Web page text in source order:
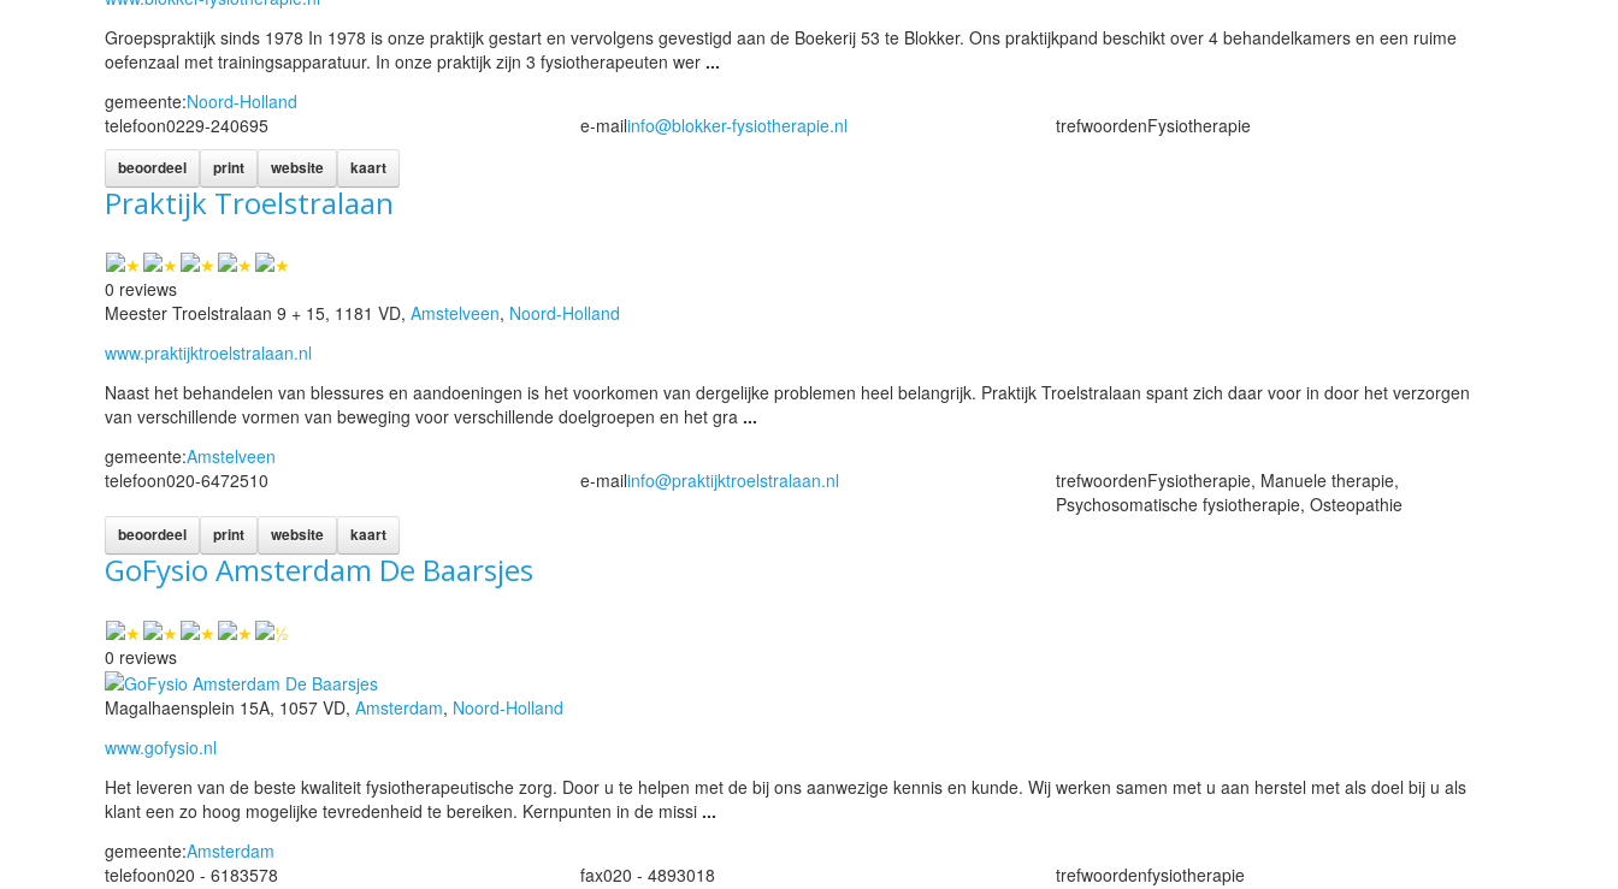
Groepspraktijk sinds 1978 In 1978 is onze praktijk gestart en vervolgens gevestigd aan de Boekerij 53 te Blokker. Ons praktijkpand beschikt over 4 behandelkamers en een ruime
oefenzaal met trainingsapparatuur. In onze praktijk zijn 3 fysiotherapeuten wer ...
gemeente:Noord-Holland
telefoon0229-240695 e-mailinfo@blokker-fysiotherapie.nl trefwoordenFysiotherapie
beoordeel print website kaart
Praktijk Troelstralaan
0 reviews
Meester Troelstralaan 9 + 15, 1181 VD, Amstelveen, Noord-Holland
www.praktijktroelstralaan.nl
Naast het behandelen van blessures en aandoeningen is het voorkomen van dergelijke problemen heel belangrijk. Praktijk Troelstralaan spant zich daar voor in door het verzorgen
van verschillende vormen van beweging voor verschillende doelgroepen en het gra ...
gemeente:Amstelveen
telefoon020-6472510 e-mailinfo@praktijktroelstralaan.nl trefwoordenFysiotherapie, Manuele therapie,
Psychosomatische fysiotherapie, Osteopathie
beoordeel print website kaart
GoFysio Amsterdam De Baarsjes
0 reviews
Magalhaensplein 15A, 1057 VD, Amsterdam, Noord-Holland
www.gofysio.nl
Het leveren van de beste kwaliteit fysiotherapeutische zorg. Door u te helpen met de bij ons aanwezige kennis en kunde. Wij werken samen met u aan herstel met als doel bij u als
klant een zo hoog mogelijke tevredenheid te bereiken. Kernpunten in de missi ...
gemeente:Amsterdam
telefoon020 - 6183578 fax020 - 4893018 trefwoordenfysiotherapie